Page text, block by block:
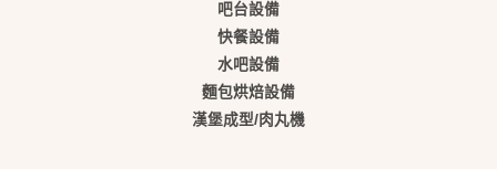
吧台設備
快餐設備
水吧設備
麵包烘焙設備
漢堡成型/肉丸機